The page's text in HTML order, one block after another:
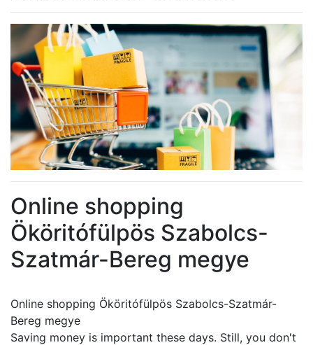
Online shopping
Ököritófülpös Szabolcs-
Szatmár-Bereg megye
Online shopping Ököritófülpös Szabolcs-Szatmár-
Bereg megye
Saving money is important these days. Still, you don't